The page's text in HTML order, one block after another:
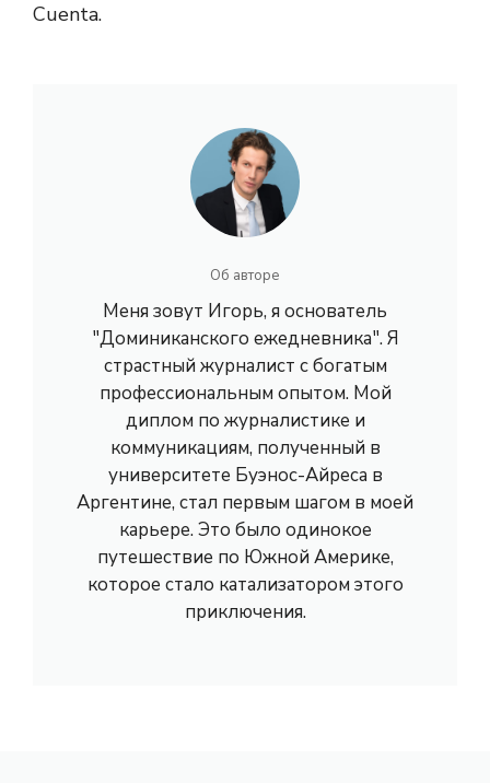
Cuenta.
Об авторе
Меня зовут Игорь, я основатель
"Доминиканского ежедневника". Я
страстный журналист с богатым
профессиональным опытом. Мой
диплом по журналистике и
коммуникациям, полученный в
университете Буэнос-Айреса в
Аргентине, стал первым шагом в моей
карьере. Это было одинокое
путешествие по Южной Америке,
которое стало катализатором этого
приключения.